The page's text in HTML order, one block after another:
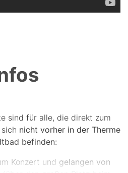
sind für alle, die direkt zum
nicht vorher in der Therme
befinden:
Konzert und gelangen von